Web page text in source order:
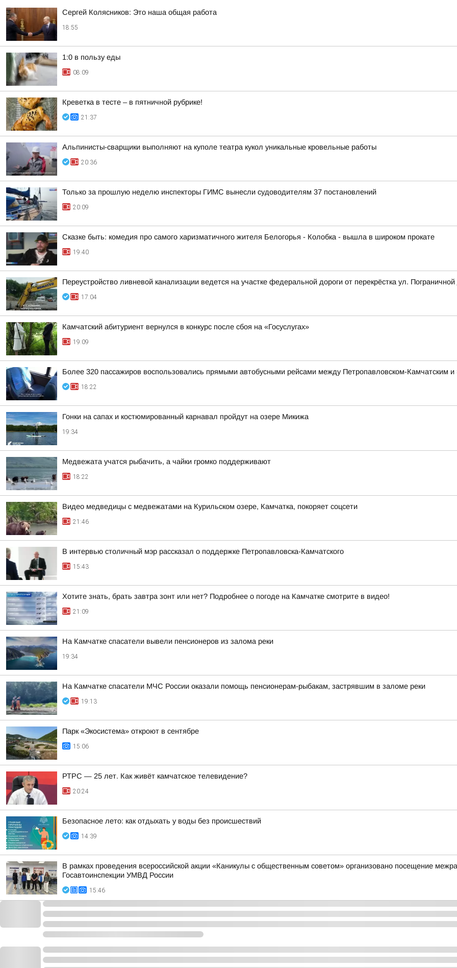
Сергей Колясников: Это наша общая работа
18:55
1:0 в пользу еды
08:09
Креветка в тесте – в пятничной рубрике!
21:37
Альпинисты-сварщики выполняют на куполе театра кукол уникальные кровельные работы
20:36
Только за прошлую неделю инспекторы ГИМС вынесли судоводителям 37 постановлений
20:09
Сказке быть: комедия про самого харизматичного жителя Белогорья - Колобка - вышла в широком прокате
19:40
Переустройство ливневой канализации ведется на участке федеральной дороги от перекрёстка ул.
17:04
Камчатский абитуриент вернулся в конкурс после сбоя на «Госуслугах»
19:09
Более 320 пассажиров воспользовались прямыми автобусными рейсами между Петропавловском-Камчатским и
18:22
Гонки на сапах и костюмированный карнавал пройдут на озере Микижа
19:34
Медвежата учатся рыбачить, а чайки громко поддерживают
18:22
Видео медведицы с медвежатами на Курильском озере, Камчатка, покоряет соцсети
21:46
В интервью столичный мэр рассказал о поддержке Петропавловска-Камчатского
15:43
Хотите знать, брать завтра зонт или нет? Подробнее о погоде на Камчатке смотрите в видео!
21:09
На Камчатке спасатели вывели пенсионеров из залома реки
19:34
На Камчатке спасатели МЧС России оказали помощь пенсионерам-рыбакам, застрявшим в заломе реки
19:13
Парк «Экосистема» откроют в сентябре
15:06
РТРС — 25 лет. Как живёт камчатское телевидение?
20:24
Безопасное лето: как отдыхать у воды без происшествий
14:39
В рамках проведения всероссийской акции «Каникулы с общественным советом» организовано посещение
Госавтоинспекции УМВД России
15:46